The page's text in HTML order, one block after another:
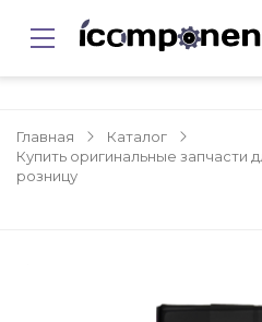
Главная
Каталог
Купить оригинальные запчасти
розницу